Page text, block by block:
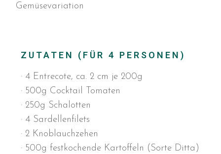
Gemüsevariation
ZUTATEN (FÜR 4 PERSONEN)
· 4 Entrecote, ca. 2 cm je 200g
· 500g Cocktail Tomaten
· 250g Schalotten
· 4 Sardellenfilets
· 2 Knoblauchzehen
· 500g festkochende Kartoffeln (Sorte Ditta)